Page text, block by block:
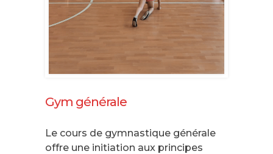
Gym générale
Le cours de gymnastique générale
offre une initiation aux principes